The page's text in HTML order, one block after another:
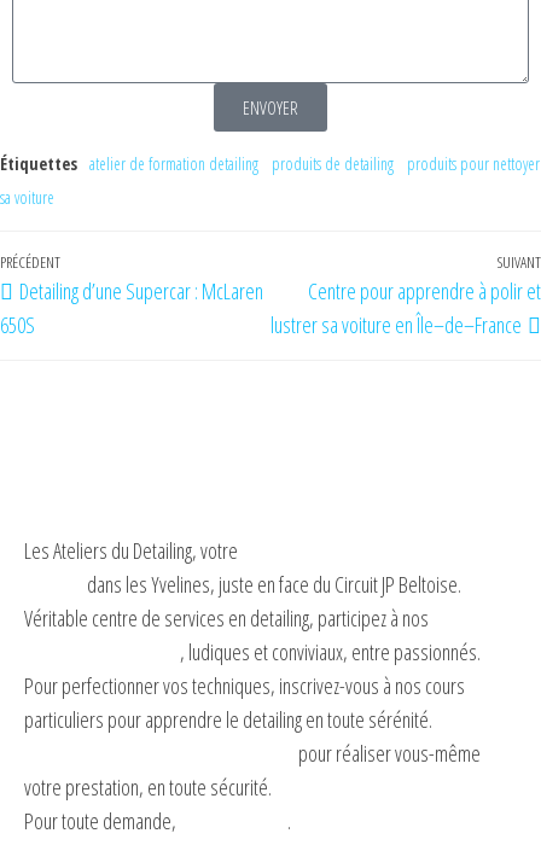
ENVOYER
Étiquettes atelier de formation detailing produits de detailing
produits pour nettoyer
sa voiture
PRÉCÉDENT
Detailing d’une Supercar : McLaren
650S
SUIVANT
Centre pour apprendre à polir et
lustrer sa voiture en Île–de–France
Les Ateliers du Detailing, votre
dans les Yvelines, juste en face du Circuit JP Beltoise.
Véritable centre de services en detailing, participez à nos
, ludiques et conviviaux, entre passionnés.
Pour perfectionner vos techniques, inscrivez-vous à nos cours
particuliers pour apprendre le detailing en toute sérénité.
pour réaliser vous-même
votre prestation, en toute sécurité.
Pour toute demande,
.